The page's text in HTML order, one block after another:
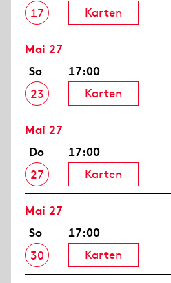
17
Karten
Mai 27
So
23
17:00
Karten
Mai 27
Do
27
17:00
Karten
Mai 27
So
30
17:00
Karten